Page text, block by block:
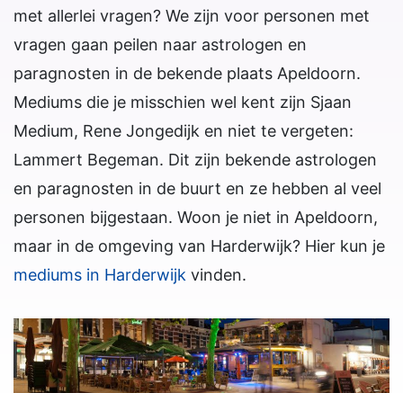
met allerlei vragen? We zijn voor personen met
vragen gaan peilen naar astrologen en
paragnosten in de bekende plaats Apeldoorn.
Mediums die je misschien wel kent zijn Sjaan
Medium, Rene Jongedijk en niet te vergeten:
Lammert Begeman. Dit zijn bekende astrologen
en paragnosten in de buurt en ze hebben al veel
personen bijgestaan. Woon je niet in Apeldoorn,
maar in de omgeving van Harderwijk? Hier kun je
mediums in Harderwijk vinden.